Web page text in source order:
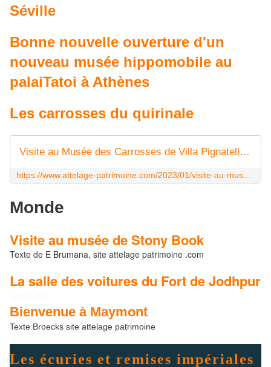
Séville
Bonne nouvelle ouverture d'un
nouveau musée hippomobile au
palaiTatoi à Athènes
Les carrosses du quirinale
Visite au Musée des Carrosses de Villa Pignatelli - attelage-patrimoine
Monde
Visite au musée de Stony Book
Texte de E Brumana, site attelage patrimoine .com
La salle des voitures du Fort de Jodhpur
Bienvenue à Maymont
Texte Broecks site attelage patrimoine
Les écuries et remises impériales